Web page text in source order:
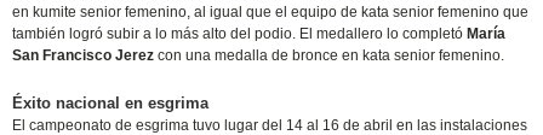
en kumite senior femenino, al igual que el equipo de kata senior femenino que
también logró subir a lo más alto del podio. El medallero lo completó María
San Francisco Jerez con una medalla de bronce en kata senior femenino.
Éxito nacional en esgrima
El campeonato de esgrima tuvo lugar del 14 al 16 de abril en las instalaciones